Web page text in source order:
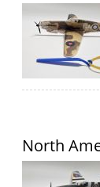
North